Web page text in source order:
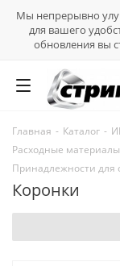
Мы непрерывно
для вашего
обновления вы
Главная - Каталог -
Расходные
Принадлежности для
Коронки